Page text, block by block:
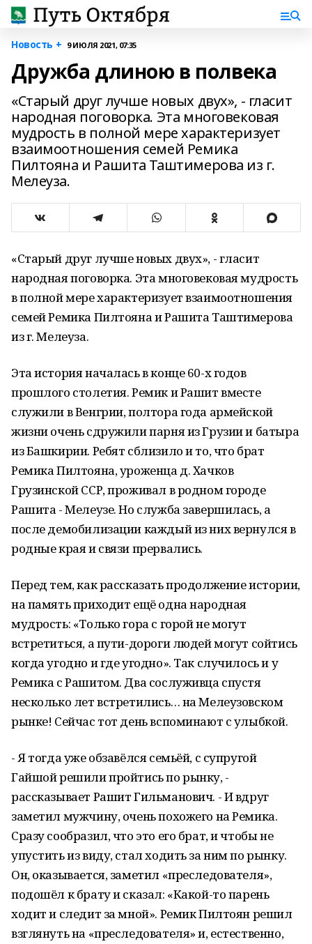
Новость + 9 ИЮЛЯ 2021, 07:35
Дружба длиною в полвека
«Старый друг лучше новых двух», - гласит
народная поговорка. Эта многовековая
мудрость в полной мере характеризует
взаимоотношения семей Ремика
Пилтояна и Рашита Таштимерова из г.
Мелеуза.
«Старый друг лучше новых двух», - гласит
народная поговорка. Эта многовековая мудрость
в полной мере характеризует взаимоотношения
семей Ремика Пилтояна и Рашита Таштимерова
из г. Мелеуза.
Эта история началась в конце 60-х годов
прошлого столетия. Ремик и Рашит вместе
служили в Венгрии, полтора года армейской
жизни очень сдружили парня из Грузии и батыра
из Башкирии. Ребят сблизило и то, что брат
Ремика Пилтояна, уроженца д. Хачков
Грузинской ССР, проживал в родном городе
Рашита - Мелеузе. Но служба завершилась, а
после демобилизации каждый из них вернулся в
родные края и связи прервались.
Перед тем, как рассказать продолжение истории,
на память приходит ещё одна народная
мудрость: «Только гора с горой не могут
встретиться, а пути-дороги людей могут сойтись
когда угодно и где угодно». Так случилось и у
Ремика с Рашитом. Два сослуживца спустя
несколько лет встретились… на Мелеузовском
рынке! Сейчас тот день вспоминают с улыбкой.
- Я тогда уже обзавёлся семьёй, с супругой
Гайшой решили пройтись по рынку, -
рассказывает Рашит Гильманович. - И вдруг
заметил мужчину, очень похожего на Ремика.
Сразу сообразил, что это его брат, и чтобы не
упустить из виду, стал ходить за ним по рынку.
Он, оказывается, заметил «преследователя»,
подошёл к брату и сказал: «Какой-то парень
ходит и следит за мной». Ремик Пилтоян решил
взглянуть на «преследователя» и, естественно,